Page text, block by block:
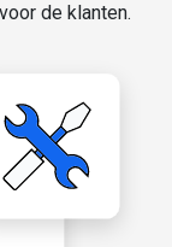
de klanten.